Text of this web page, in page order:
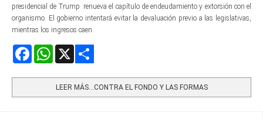
presidencial de Trump renueva el capítulo de endeudamiento y extorsión con el
organismo. El gobierno intentará evitar la devaluación previo a las legislativas,
mientras los ingresos caen.
FacebookWhatsApp
LEER MÁS…CONTRA EL FONDO Y LAS FORMAS